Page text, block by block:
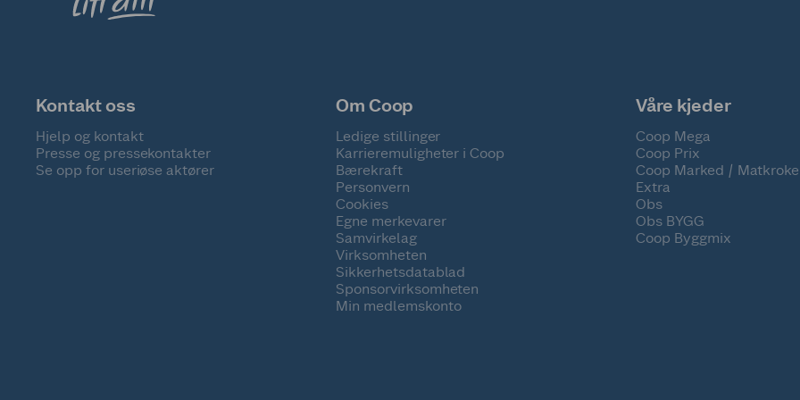
Kontakt oss
Hjelp og kontakt
Presse og pressekontakter
Se opp for useriøse aktører
Om Coop
Ledige stillinger
Karrieremuligheter i Coop
Bærekraft
Personvern
Cookies
Egne merkevarer
Samvirkelag
Virksomheten
Sikkerhetsdatablad
Sponsorvirksomheten
Min medlemskonto
Våre kjeder
Coop Mega
Coop Prix
Coop Marked /
Extra
Obs
Obs BYGG
Coop Byggmix